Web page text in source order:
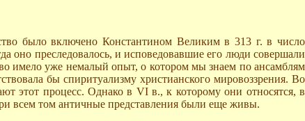
было включено Константином Великим в 313 г. в число
оно преследовалось, и исповедовавшие его люди совершали
имело уже немалый опыт, о котором мы знаем по ансамблям
бы спиритуализму христианского мировоззрения. Во
этот процесс. Однако в VI в., к которому они относятся, в
всем том античные представления были еще живы.